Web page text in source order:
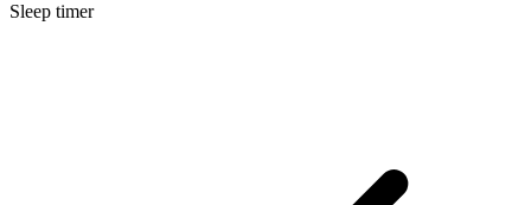
Sleep timer